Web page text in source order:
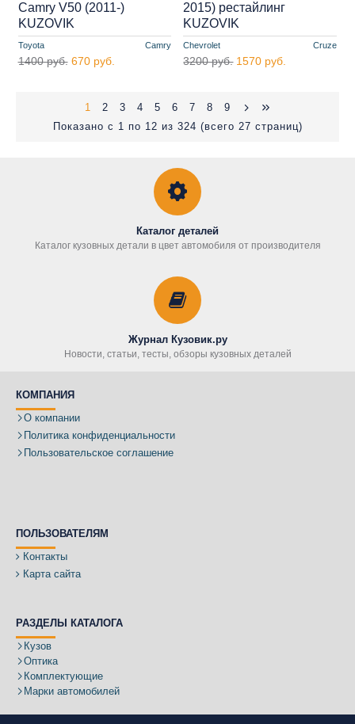
Toyota Camry
Camry V50 (2011-)
KUZOVIK
1400 руб. 670 руб.
Chevrolet Cruze
2015) рестайлинг
KUZOVIK
3200 руб. 1570 руб.
1 2 3 4 5 6 7 8
9
Показано с 1 по 12 из 324 (всего 27 страниц)
Каталог деталей
Каталог кузовных детали в цвет автомобиля от производителя
Журнал Кузовик.ру
Новости, статьи, тесты, обзоры кузовных деталей
КОМПАНИЯ
О компании
Политика конфиденциальности
Пользовательское соглашение
ПОЛЬЗОВАТЕЛЯМ
Контакты
Карта сайта
РАЗДЕЛЫ КАТАЛОГА
Кузов
Оптика
Комплектующие
Марки автомобилей